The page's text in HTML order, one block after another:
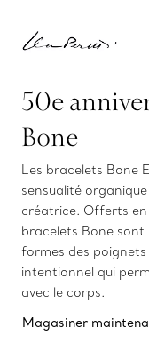
50e
Bone
Les bracelets Bone
sensualité
créatrice. Offerts en
bracelets Bone sont
formes des
intentionnel qui
avec le corps.
Magasiner